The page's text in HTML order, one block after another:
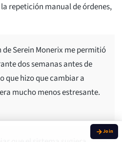
repetición manual de órdenes,
Serein Monerix me permitió
dos semanas antes de
que hizo que cambiar a
mucho menos estresante.